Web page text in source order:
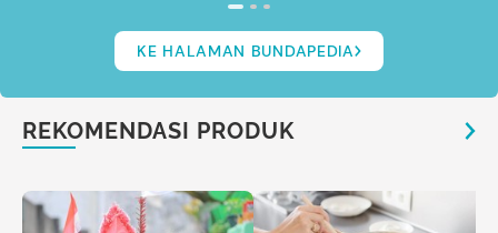
KE HALAMAN BUNDAPEDIA
REKOMENDASI PRODUK